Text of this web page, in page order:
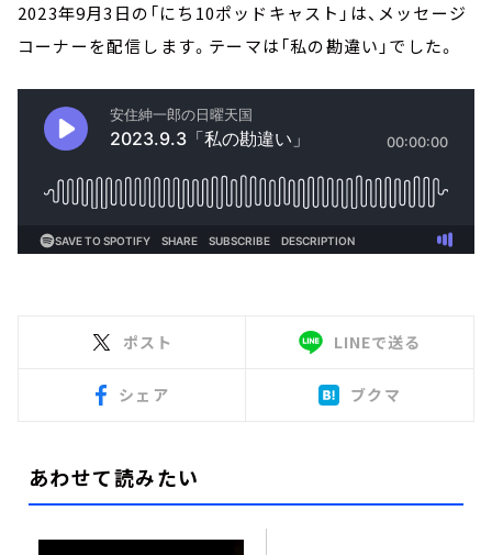
2023年9月3日の「にち10ポッドキャスト」は、メッセージ
コーナーを配信します。テーマは「私の勘違い」でした。
ポスト LINEで送る
シェア ブクマ
あわせて読みたい